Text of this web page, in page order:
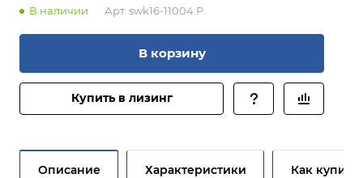
В наличии Арт. swk16-11004.P.
В корзину
Купить в лизинг
Описание Характеристики Как купить